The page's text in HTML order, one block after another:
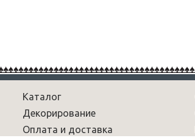
Каталог
Декорирование
Оплата и доставка